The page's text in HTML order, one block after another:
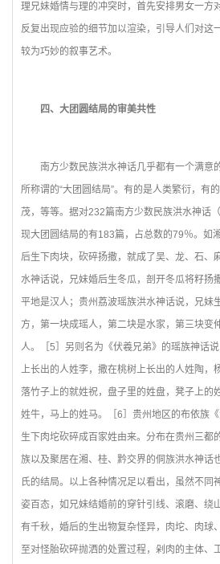
理兄妹婚情与理的冲突时，首先安排男女一方
反复出现应验的细节加以渲染，引导人们对这
较为巧妙的叙事艺术。
四、大团圆结局的审美共性
南方少数民族洪水神话几乎都有一个满意
所称谓的“大团圆结局”。有的是人类繁衍，有
茂，等等。据对232篇南方少数民族洪水神话
现大团圆结局的有183篇，占总数的79％。如
后生下肉块，砍碎扬撒，就成了吴、龙、石、
水神话说，兄妹婚后生冬瓜，剖开冬瓜将籽扬
平地是汉人；贵州荔波瑶族洪水神话说，兄妹
方，第一块成瑶人，第二块是水家，第三块变
人。［5］另则名为《伏羲兄弟》的瑶族神话
上长出的人姓李，撒在桃树上长出的人姓陶，
落竹子上的就姓祝，盘子里的姓盘，凳子上的
姓牛，马上的姓马。［6］贵州地区的布依族《
生下肉坨砍碎成百家姓由来。分布在贵州三都
族以及聚居在湘、桂、黔交界的侗族洪水神话
氏的结局。以上各种情况足以看出，虽然不同
姿百态，如兄妹结婚前的穿针引线、滚磨、绕
有千秋，婚后的生出物复杂怪异，肉坨、肉球
至对怪胎砍碎抛洒的处置过程，剁肉的主体、